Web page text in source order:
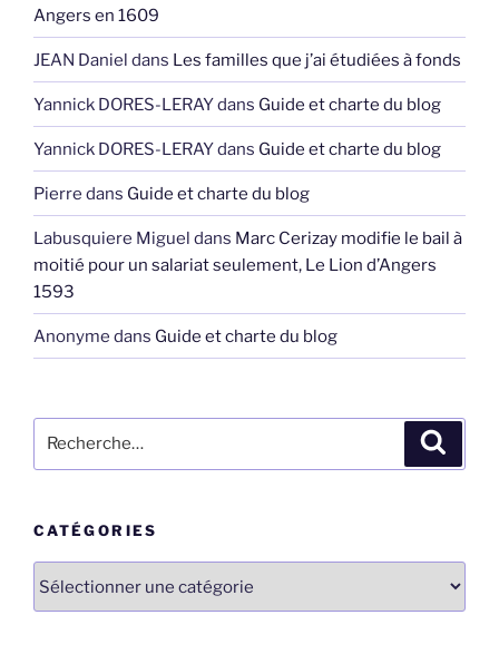
Angers en 1609
JEAN Daniel dans Les familles que j’ai étudiées à fonds
Yannick DORES-LERAYdans Guide et charte du blog
Yannick DORES-LERAYdans Guide et charte du blog
Pierre dans Guide et charte du blog
Labusquiere Miguel dans Marc Cerizay modifie le bail à
moitié pour un salariat seulement, Le Lion d’Angers
1593
Anonyme dans Guide et charte du blog
pour
CATÉGORIES